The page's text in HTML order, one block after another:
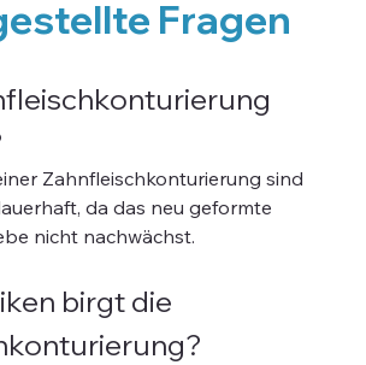
Fragen
Zahnfleischkonturierung sind
da das neu geformte
nicht nachwächst.
birgt die